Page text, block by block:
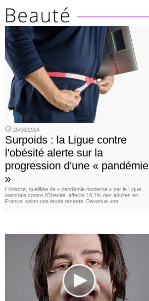
25/06/2024
Surpoids : la Ligue contre
l'obésité alerte sur la
progression d'une « pandémie
»
L’obésité, qualifiée de « pandémie moderne » par la Ligue
nationale contre l’Obésité, affecte 18,1% des adultes en
France, selon une étude récente. Devenue une